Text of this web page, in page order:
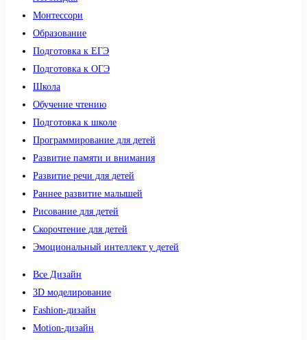
Монтессори
Образование
Подготовка к ЕГЭ
Подготовка к ОГЭ
Школа
Обучение чтению
Подготовка к школе
Программирование для детей
Развитие памяти и внимания
Развитие речи для детей
Раннее развитие малышей
Рисование для детей
Скорочтение для детей
Эмоциональный интеллект у детей
Все Дизайн
3D моделирование
Fashion-дизайн
Motion-дизайн